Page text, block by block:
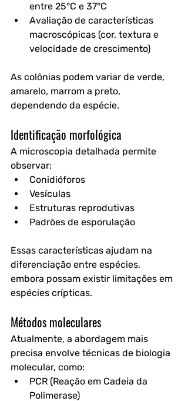
entre 25°C e 37°C
Avaliação de características
macroscópicas (cor, textura e
velocidade de crescimento)
As colônias podem variar de verde,
amarelo, marrom a preto,
dependendo da espécie.
Identificação morfológica
A microscopia detalhada permite
observar:
Conidióforos
Vesículas
Estruturas reprodutivas
Padrões de esporulação
Essas características ajudam na
diferenciação entre espécies,
embora possam existir limitações em
espécies crípticas.
Métodos moleculares
Atualmente, a abordagem mais
precisa envolve técnicas de biologia
molecular, como:
PCR (Reação em Cadeia da
Polimerase)